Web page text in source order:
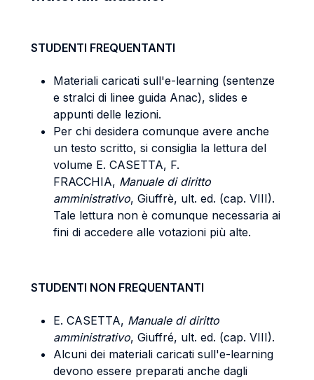
STUDENTI FREQUENTANTI
Materiali caricati sull'e-learning (sentenze
e stralci di linee guida Anac), slides e
appunti delle lezioni.
Per chi desidera comunque avere anche
un testo scritto, si consiglia la lettura del
volume E. CASETTA, F.
FRACCHIA, Manuale di diritto
amministrativo, Giuffrè, ult. ed. (cap. VIII).
Tale lettura non è comunque necessaria ai
fini di accedere alle votazioni più alte.
STUDENTI NON FREQUENTANTI
E. CASETTA, Manuale di diritto
amministrativo, Giuffré, ult. ed. (cap. VIII).
Alcuni dei materiali caricati sull'e-learning
devono essere preparati anche dagli